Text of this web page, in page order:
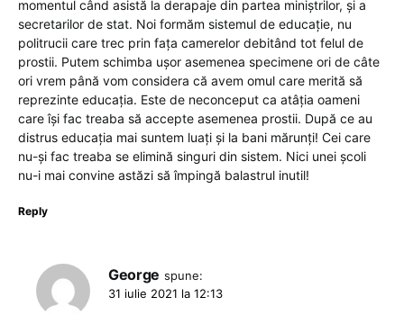
momentul când asistă la derapaje din partea miniștrilor, și a
secretarilor de stat. Noi formăm sistemul de educație, nu
politrucii care trec prin fața camerelor debitând tot felul de
prostii. Putem schimba ușor asemenea specimene ori de câte
ori vrem până vom considera că avem omul care merită să
reprezinte educația. Este de neconceput ca atâția oameni
care își fac treaba să accepte asemenea prostii. După ce au
distrus educația mai suntem luați și la bani mărunți! Cei care
nu-și fac treaba se elimină singuri din sistem. Nici unei școli
nu-i mai convine astăzi să împingă balastrul inutil!
Reply
George spune:
31 iulie 2021 la 12:13